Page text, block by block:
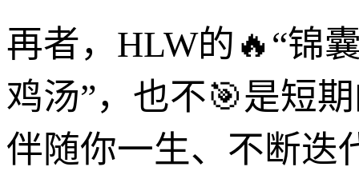
再者，HLW的🔥“锦
鸡汤”，也不🎯是短
伴随你一生、不断迭